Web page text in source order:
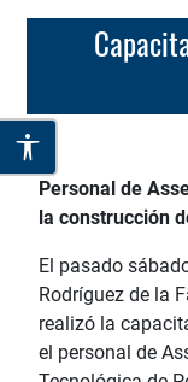
Capacitación Personal Asservi Y
Personal de
la construcción
El pasado
Rodríguez de la
realizó la
el personal de